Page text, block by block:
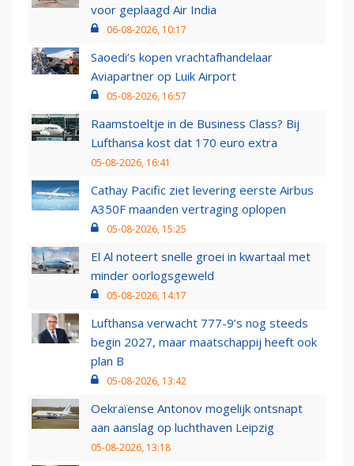
voor geplaagd Air India
06-08-2026, 10:17
Saoedi’s kopen vrachtafhandelaar
Aviapartner op Luik Airport
05-08-2026, 16:57
Raamstoeltje in de Business Class? Bij
Lufthansa kost dat 170 euro extra
05-08-2026, 16:41
Cathay Pacific ziet levering eerste Airbus
A350F maanden vertraging oplopen
05-08-2026, 15:25
El Al noteert snelle groei in kwartaal met
minder oorlogsgeweld
05-08-2026, 14:17
Lufthansa verwacht 777-9’s nog steeds
begin 2027, maar maatschappij heeft ook
plan B
05-08-2026, 13:42
Oekraïense Antonov mogelijk ontsnapt
aan aanslag op luchthaven Leipzig
05-08-2026, 13:18